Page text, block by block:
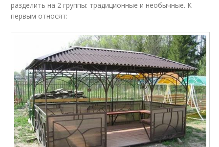
разделить на 2 группы: традиционные и необычные. К
первым относят: